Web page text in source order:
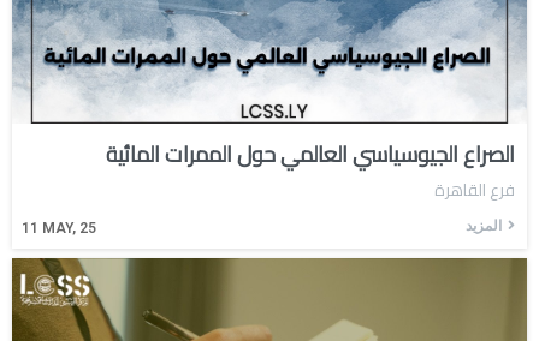
الصراع الجيوسياسي العالمي حول الممرات المائية
11 MAY, 25
فرع القاهرة
المزيد